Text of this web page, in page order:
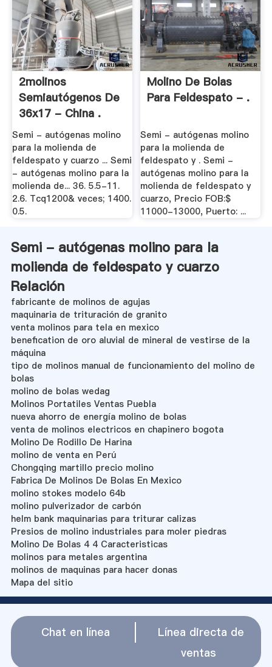
2molinos
Semiautógenos De
36x17 - China .
Semi - autógenas molino
para la molienda de
feldespato y cuarzo ... Semi
- autógenas molino para la
molienda de... 36. 5.5-11.
2.6. Tcq1200& veces; 1400.
0.5.
Molino De Bolas
Para Feldespato - .
Semi - autógenas molino
para la molienda de
feldespato y . Semi -
autógenas molino para la
molienda de feldespato y
cuarzo, Precio FOB:$
11000-13000, Puerto: ...
Semi - autógenas molino para la
molienda de feldespato y cuarzo
Relación
fabricante de molinos de agujas
maquinaria de trituración de granito
venta molinos para tela en mexico
benefication de oro aluvial de mineral de vestirse de la
máquina
tipo de molinos manual de funcionamiento del molino de
bolas
molino de bolas wedag
Molinos Portatiles Ventas Puebla
nueva ahorro de energía molino de bolas
venta de molinos electricos en chapinero bogota
Molino De Rodillo De Harina
molino de venta en Perú
Chongqing martillo precio molino
Fabrica De Molinos De Bolas En Mexico
molino stokes modelo 64b
molino pulverizador de carbón
helm bank maquinarias para triturar calizas
Presios de molino industriales para moler piedras
Molino De Bolas 4 4 Caracteristicas
molinos para metales argentina
molinos de maquinas para hacer donas
Mapa del sitio
Chat en línea
Línea directa de
ventas